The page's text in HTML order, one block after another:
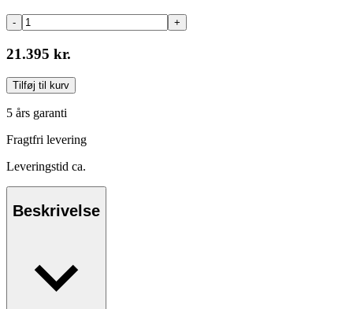
- +
21.395 kr.
Tilføj til kurv
5 års garanti
Fragtfri levering
Leveringstid ca.
Beskrivelse